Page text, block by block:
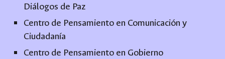
Diálogos de Paz
Centro de Pensamiento en Comunicación y
Ciudadanía
Centro de Pensamiento en Gobierno